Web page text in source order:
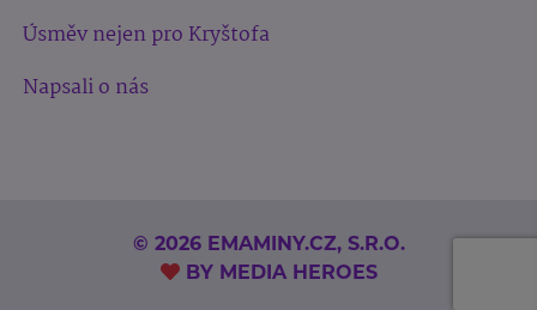
Úsměv nejen pro Kryštofa
Napsali o nás
© 2026 EMAMINY.CZ, S.R.O.
BY MEDIA HEROES